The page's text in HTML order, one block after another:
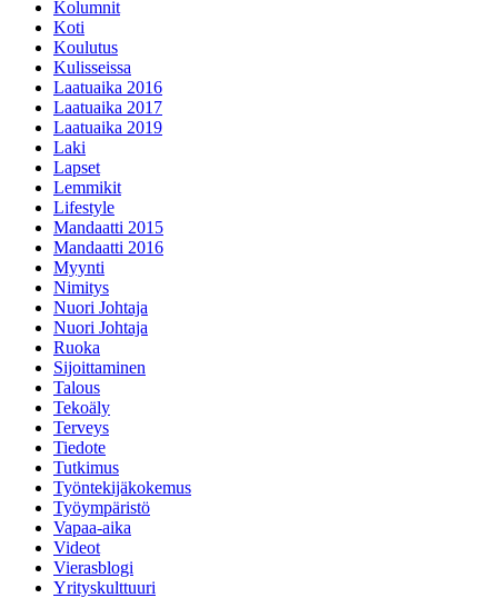
Kolumnit
Koti
Koulutus
Kulisseissa
Laatuaika 2016
Laatuaika 2017
Laatuaika 2019
Laki
Lapset
Lemmikit
Lifestyle
Mandaatti 2015
Mandaatti 2016
Myynti
Nimitys
Nuori Johtaja
Nuori Johtaja
Ruoka
Sijoittaminen
Talous
Tekoäly
Terveys
Tiedote
Tutkimus
Työntekijäkokemus
Työympäristö
Vapaa-aika
Videot
Vierasblogi
Yrityskulttuuri